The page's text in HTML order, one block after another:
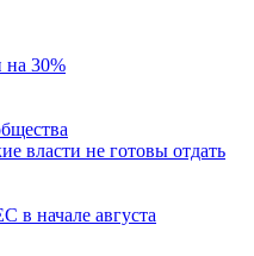
30%
власти не готовы отдать
в начале августа